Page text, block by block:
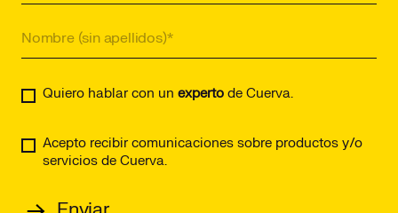
Quiero hablar con un experto de Cuerva.
Acepto recibir comunicaciones sobre productos y/o
servicios de Cuerva.